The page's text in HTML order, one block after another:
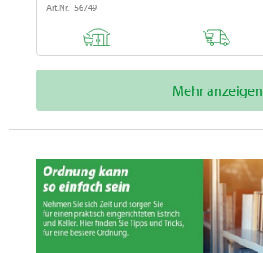
Art.Nr. 56749
Mehr anzeigen